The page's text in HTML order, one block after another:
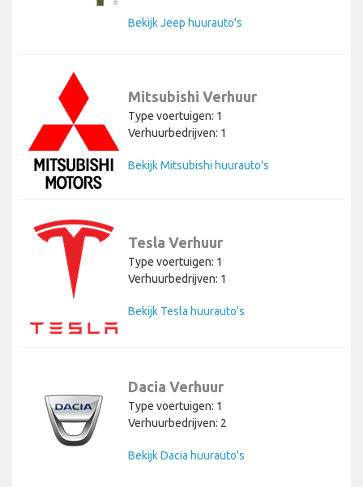
Bekijk Jeep huurauto's
Mitsubishi Verhuur
Type voertuigen: 1
Verhuurbedrijven: 1
Bekijk Mitsubishi huurauto's
Tesla Verhuur
Type voertuigen: 1
Verhuurbedrijven: 1
Bekijk Tesla huurauto's
Dacia Verhuur
Type voertuigen: 1
Verhuurbedrijven: 2
Bekijk Dacia huurauto's